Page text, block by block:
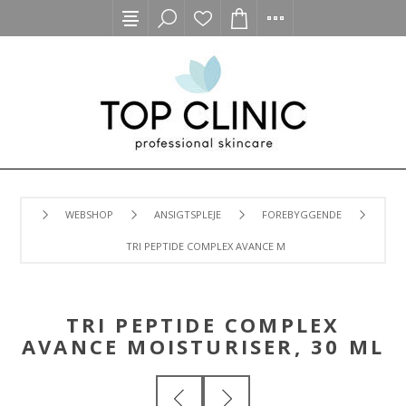
WEBSHOP ANSIGTSPLEJE FOREBYGGENDE
TRI PEPTIDE COMPLEX AVANCE MOISTURISER, 30 ML
TRI PEPTIDE COMPLEX
AVANCE MOISTURISER, 30 ML